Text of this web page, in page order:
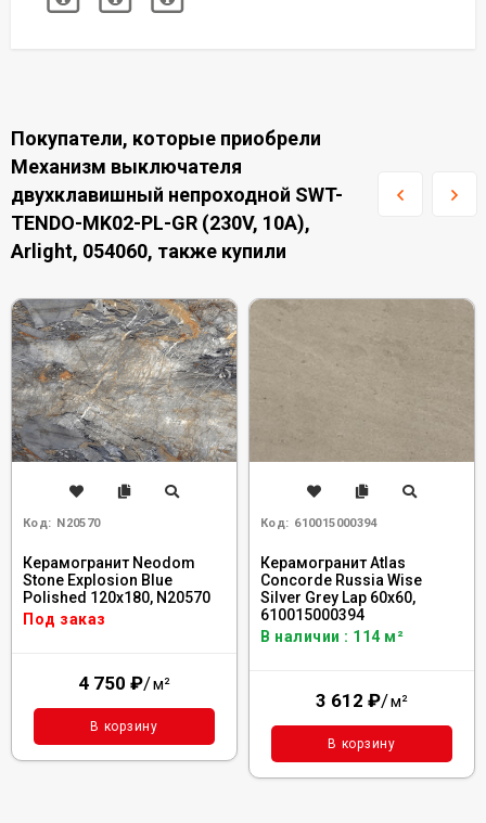
Покупатели, которые приобрели
Механизм выключателя
двухклавишный непроходной SWT-
TENDO-MK02-PL-GR (230V, 10A),
Arlight, 054060, также купили
Код: N20570
Керамогранит Neodom
Stone Explosion Blue
Polished 120x180, N20570
Под заказ
4 750 ₽/м²
В корзину
Код: 610015000394
Керамогранит Atlas
Concorde Russia Wise
Silver Grey Lap 60x60,
610015000394
В наличии : 114 м²
3 612 ₽/м²
В корзину